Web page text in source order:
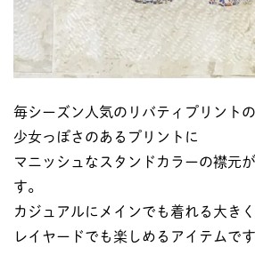
毎シーズン人気のリバティプリント
少女っぽさのあるプリントに
マニッシュなスタンドカラーの襟元
す。
カジュアルにメインでも着れる大き
レイヤードでも楽しめるアイテムで